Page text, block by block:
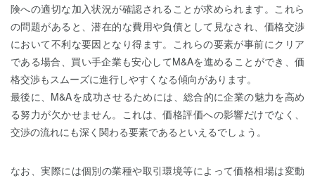
険への適切な加入状況が確認されることが求められます。これら
の問題があると、潜在的な費用や負債として見なされ、価格交渉
において不利な要因となり得ます。これらの要素が事前にクリア
である場合、買い手企業も安心してM&Aを進めることができ、価
格交渉もスムーズに進行しやすくなる傾向があります。
最後に、M&Aを成功させるためには、総合的に企業の魅力を高め
る努力が欠かせません。これは、価格評価への影響だけでなく、
交渉の流れにも深く関わる要素であるといえるでしょう。
なお、実際には個別の業種や取引環境等によって価格相場は変動